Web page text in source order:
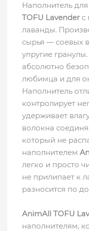
Наполнитель
TOFU Lavender с
лаванды.
сырья — соевых
упругие
абсолютно
любимца и для
Наполнитель
контролирует
удерживает
волокна
который не
наполнителем
легко и просто
не прилипает к
разносится по
AnimAll TOFU
наполнителям,